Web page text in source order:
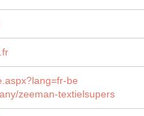
be
zeeman-textielsupers